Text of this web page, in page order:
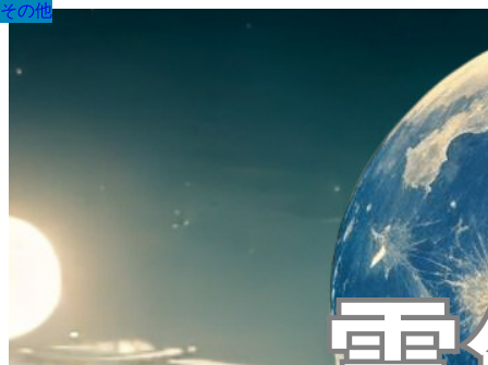
その他
その他
その他
その他
その他
その他
その他
その他
その他